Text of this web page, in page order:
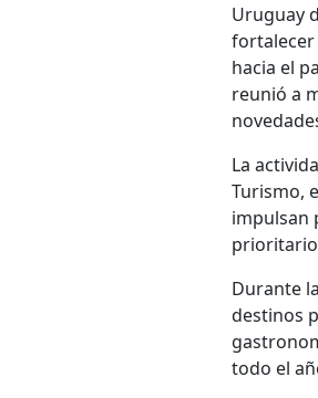
Uruguay
fortalecer
hacia el
reunió a
La
Turismo,
impulsan
Durante
destinos
todo el